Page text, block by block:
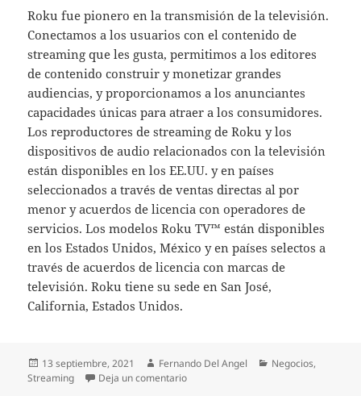
Roku fue pionero en la transmisión de la televisión.
Conectamos a los usuarios con el contenido de
streaming que les gusta, permitimos a los editores
de contenido construir y monetizar grandes
audiencias, y proporcionamos a los anunciantes
capacidades únicas para atraer a los consumidores.
Los reproductores de streaming de Roku y los
dispositivos de audio relacionados con la televisión
están disponibles en los EE.UU. y en países
seleccionados a través de ventas directas al por
menor y acuerdos de licencia con operadores de
servicios. Los modelos Roku TV™ están disponibles
en los Estados Unidos, México y en países selectos a
través de acuerdos de licencia con marcas de
televisión. Roku tiene su sede en San José,
California, Estados Unidos.
Publicado
el
13 septiembre, 2021 Autor
Fernando Del Angel Categorías
Negocios,
Streaming
Deja un comentarioen blim tv ofrece acceso gratuito a